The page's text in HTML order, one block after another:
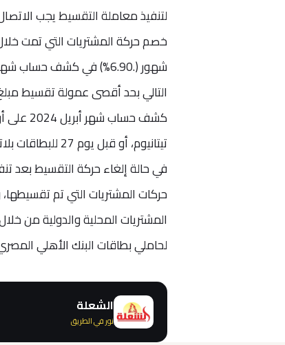
في حالة إلغاء حركة التقسيط بعد
المشتريات المحلية والدولية من
لحاملي بطاقات البنك الأهلي
الشعلة
نور في الطريق